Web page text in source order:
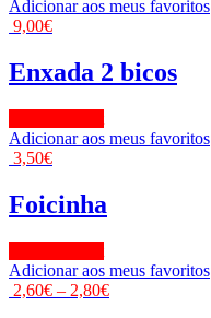
Adicionar aos meus favoritos
9,00€
Enxada 2 bicos
Adicionar aos meus favoritos
3,50€
Foicinha
Adicionar aos meus favoritos
2,60€ – 2,80€